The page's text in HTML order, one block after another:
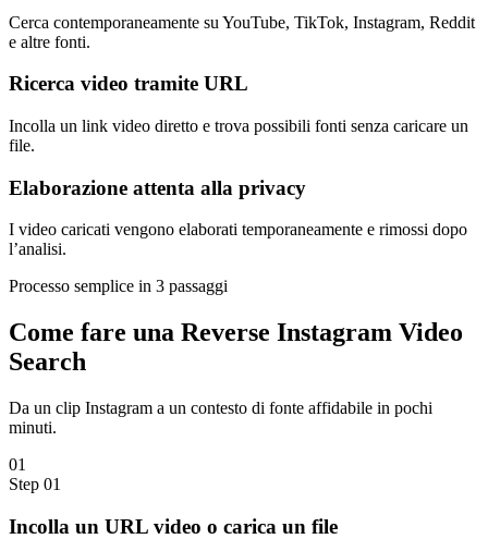
Cerca contemporaneamente su YouTube, TikTok, Instagram, Reddit
e altre fonti.
Ricerca video tramite URL
Incolla un link video diretto e trova possibili fonti senza caricare un
file.
Elaborazione attenta alla privacy
I video caricati vengono elaborati temporaneamente e rimossi dopo
l’analisi.
Processo semplice in 3 passaggi
Come fare una Reverse Instagram Video
Search
Da un clip Instagram a un contesto di fonte affidabile in pochi
minuti.
01
Step 01
Incolla un URL video o carica un file